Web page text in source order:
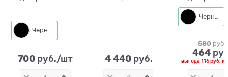
Черный
700 руб./шт 4 440 руб.
фигура
морковкойЧерный
580 руб.
464
выгода116 руб.